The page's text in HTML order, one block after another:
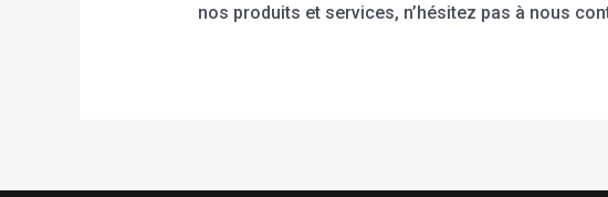
nos produits et services, n’hésitez pas à nous